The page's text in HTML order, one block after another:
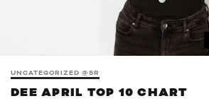
UNCATEGORIZED @SR
DEE APRIL TOP 10 CHART